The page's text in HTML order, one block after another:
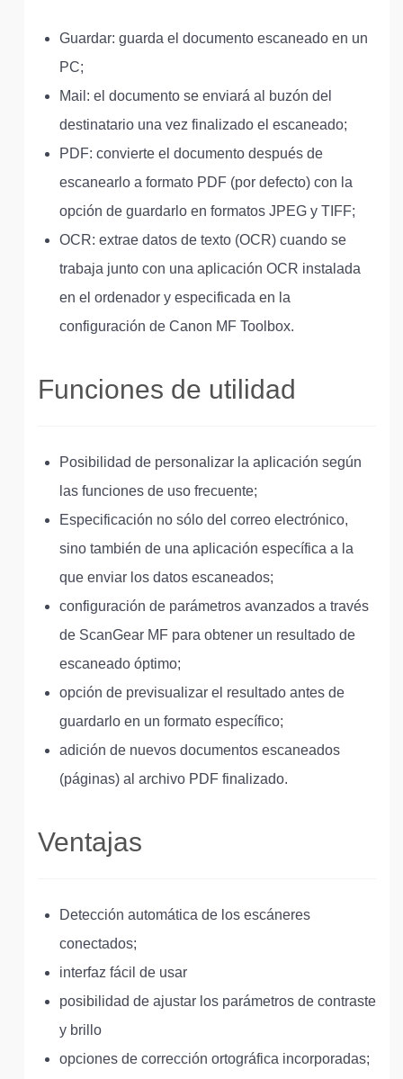
Guardar: guarda el documento escaneado en un
PC;
Mail: el documento se enviará al buzón del
destinatario una vez finalizado el escaneado;
PDF: convierte el documento después de
escanearlo a formato PDF (por defecto) con la
opción de guardarlo en formatos JPEG y TIFF;
OCR: extrae datos de texto (OCR) cuando se
trabaja junto con una aplicación OCR instalada
en el ordenador y especificada en la
configuración de Canon MF Toolbox.
Funciones de utilidad
Posibilidad de personalizar la aplicación según
las funciones de uso frecuente;
Especificación no sólo del correo electrónico,
sino también de una aplicación específica a la
que enviar los datos escaneados;
configuración de parámetros avanzados a través
de ScanGear MF para obtener un resultado de
escaneado óptimo;
opción de previsualizar el resultado antes de
guardarlo en un formato específico;
adición de nuevos documentos escaneados
(páginas) al archivo PDF finalizado.
Ventajas
Detección automática de los escáneres
conectados;
interfaz fácil de usar
posibilidad de ajustar los parámetros de contraste
y brillo
opciones de corrección ortográfica incorporadas;